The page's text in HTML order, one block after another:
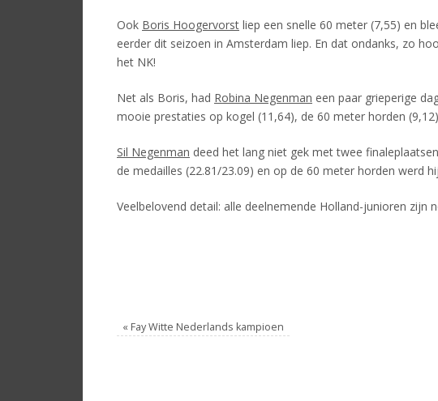
Ook Boris Hoogervorst liep een snelle 60 meter (7,55) en
eerder dit seizoen in Amsterdam liep. En dat ondanks, zo
het NK!
Net als Boris, had Robina Negenman een paar grieperige
mooie prestaties op kogel (11,64), de 60 meter horden
Sil Negenman deed het lang niet gek met twee
de medailles (22.81/23.09) en op de 60 meter horden werd
Veelbelovend detail: alle deelnemende Holland-junioren zijn
« Fay Witte Nederlands kampioen